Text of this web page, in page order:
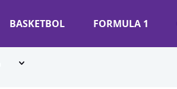
BASKETBOL FORMULA 1